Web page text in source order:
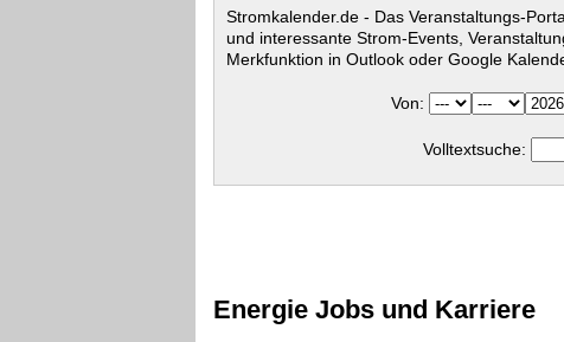
Stromkalender.de - Das Veranstaltungs-
und interessante Strom-Events,
Merkfunktion in Outlook oder Google
Von:
Volltextsuche:
Energie Jobs und Karriere